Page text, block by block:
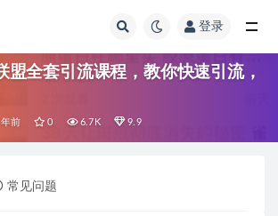
登录
盟全套引流课程，教你快速引流，
前 0 6.7K 9.9
常见问题